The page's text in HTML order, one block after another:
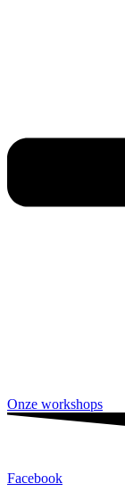
Onze workshops
Facebook